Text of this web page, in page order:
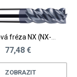
77,48 €
ZOBRAZIT